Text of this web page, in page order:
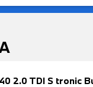
2.0 TDI S tronic